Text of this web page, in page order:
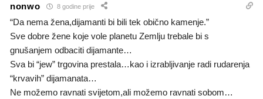
nonwo 8 godine prije
“Da nema žena,dijamanti bi bili tek obično kamenje.”
Sve dobre žene koje vole planetu Zemlju trebale bi s
gnušanjem odbaciti dijamante…
Sva bi “jew” trgovina prestala…kao i izrabljivanje radi rudarenja
“krvavih” dijamanata…
Ne možemo ravnati svijetom,ali možemo ravnati sobom…